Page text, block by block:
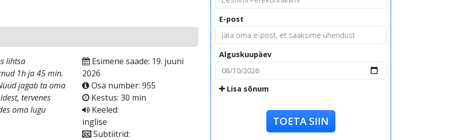
lihtsa
1h ja 45 min.
jagab ta oma
tervenes
oma lugu
Esimene saade: 19. juuni
2026
Osa number: 955
Kestus: 30 min
Keeled:
inglise
Subtiitrid:
E-post
Alguskuupäev
Lisa sõnum
TOETA SIIN